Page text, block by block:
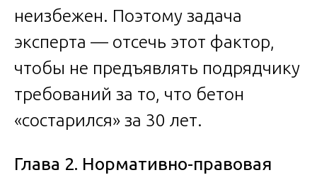
неизбежен. Поэтому задача
эксперта — отсечь этот фактор,
чтобы не предъявлять подрядчику
требований за то, что бетон
«состарился» за 30 лет.
Глава 2. Нормативно-правовая